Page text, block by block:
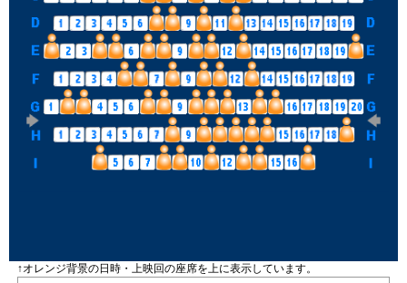
↑オレンジ背景の日時・上映回の座席を上に表示しています。